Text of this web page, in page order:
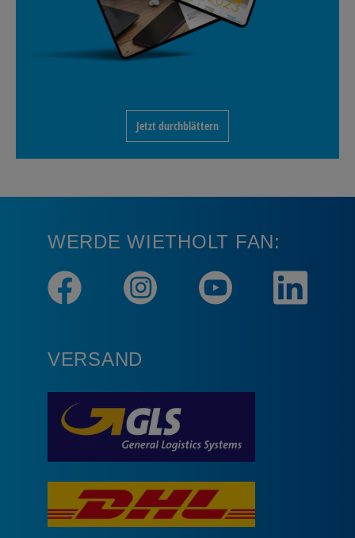
Jetzt durchblättern
WERDE WIETHOLT FAN:
VERSAND